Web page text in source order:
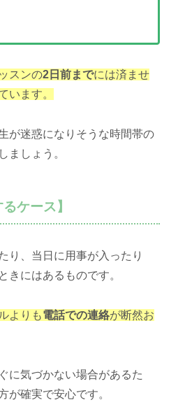
スンの2日前までには済ませ
います。
が迷惑になりそうな時間帯の
ましょう。
ケース】
り、当日に用事が入ったり
きにはあるものです。
よりも電話での連絡が断然お
に気づかない場合があるた
が確実で安心です。